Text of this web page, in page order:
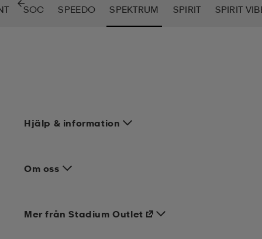
SOC SPEEDO SPEKTRUM SPIRIT SPIRIT
Hjälp & information
Om oss
Mer från Stadium Outlet